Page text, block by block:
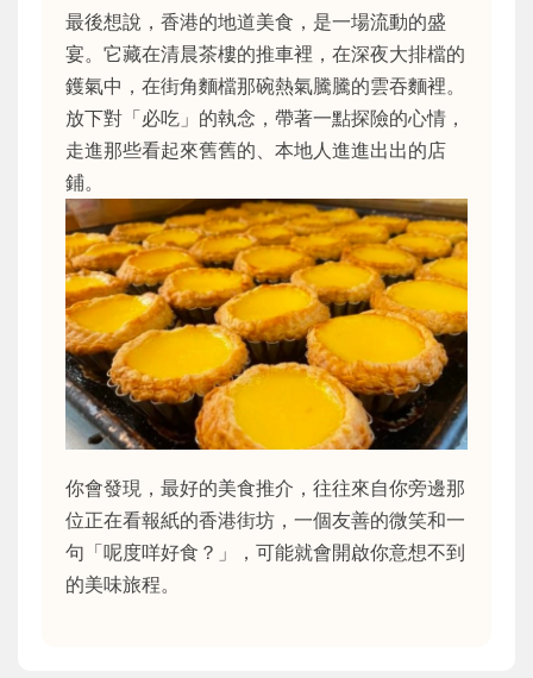
最後想說，香港的地道美食，是一場流動的盛
宴。它藏在清晨茶樓的推車裡，在深夜大排檔的
鑊氣中，在街角麵檔那碗熱氣騰騰的雲吞麵裡。
放下對「必吃」的執念，帶著一點探險的心情，
走進那些看起來舊舊的、本地人進進出出的店
鋪。
你會發現，最好的美食推介，往往來自你旁邊那
位正在看報紙的香港街坊，一個友善的微笑和一
句「呢度咩好食？」，可能就會開啟你意想不到
的美味旅程。